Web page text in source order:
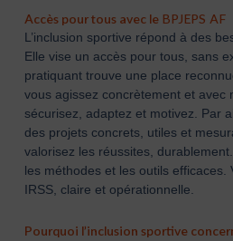
Accès pour tous avec le BPJEPS AF
L’inclusion sportive répond à des
Elle vise un accès pour tous, sans
pratiquant trouve une place
vous agissez concrètement et avec
sécurisez, adaptez et motivez. Par
des projets concrets, utiles et
valorisez les réussites,
les méthodes et les outils efficaces.
IRSS, claire et opérationnelle.
Pourquoi l’inclusion sportive